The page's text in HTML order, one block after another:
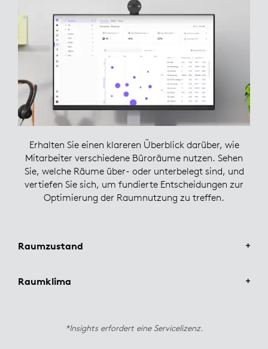
Erhalten Sie einen klareren Überblick darüber, wie
Mitarbeiter verschiedene Büroräume nutzen. Sehen
Sie, welche Räume über- oder unterbelegt sind, und
vertiefen Sie sich, um fundierte Entscheidungen zur
Optimierung der Raumnutzung zu treffen.
Raumzustand
Schauen Sie sich die Umgebungsdaten auf
Raumklima
*Insights erfordert eine Servicelizenz.